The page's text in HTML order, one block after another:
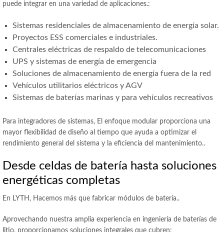
puede integrar en una variedad de aplicaciones.:
Sistemas residenciales de almacenamiento de energía solar.
Proyectos ESS comerciales e industriales.
Centrales eléctricas de respaldo de telecomunicaciones
UPS y sistemas de energía de emergencia
Soluciones de almacenamiento de energía fuera de la red
Vehículos utilitarios eléctricos y AGV
Sistemas de baterías marinas y para vehículos recreativos
Para integradores de sistemas, El enfoque modular proporciona una
mayor flexibilidad de diseño al tiempo que ayuda a optimizar el
rendimiento general del sistema y la eficiencia del mantenimiento..
Desde celdas de batería hasta soluciones
energéticas completas
En LYTH, Hacemos más que fabricar módulos de batería..
Aprovechando nuestra amplia experiencia en ingeniería de baterías de
litio, proporcionamos soluciones integrales que cubren: